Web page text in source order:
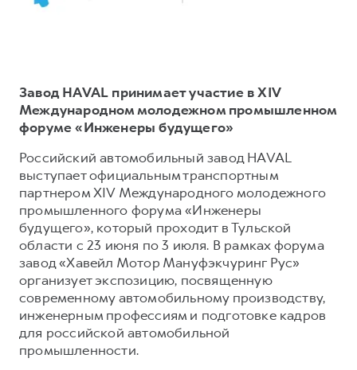
КРЕДИТ И СТРАХОВАНИЕ
Кредитный калькулятор
Страхование
Кредит
КОРПОРАТИВНЫМ КЛИЕНТАМ
Для малого бизнеса
Корпоративным клиентам
Крупным корпоративным клиентам
Система управления автопарком
Сервис для корпоративных клиентов
Регламенты технического обслуживания
Электронный ПТС
ПОДДЕРЖКА
GWM Безопасность
Гарантия HAVAL
Мобильное приложение GWM
Программа «HAVAL Защита+»
Руководства по эксплуатации
Подписки
Завод HAVAL принимает участие в XIV
Международном молодежном промышленном
форуме «Инженеры будущего»
Российский автомобильный завод HAVAL
выступает официальным транспортным
партнером XIV Международного молодежного
промышленного форума «Инженеры
будущего», который проходит в Тульской
области с 23 июня по 3 июля. В рамках форума
завод «Хавейл Мотор Мануфэкчуринг Рус»
организует экспозицию, посвященную
современному автомобильному производству,
инженерным профессиям и подготовке кадров
для российской автомобильной
промышленности.